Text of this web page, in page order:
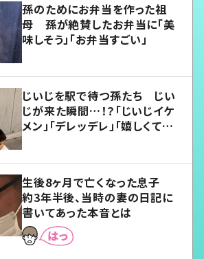
孫のためにお弁当を作った祖
母 孫が絶賛したお弁当に「美
味しそう」「お弁当すごい」
じいじを駅で待つ孫たち じい
じが来た瞬間…！？「じいじイケ
メン」「デレッデレ」「嬉しくて可
生後8ヶ月で亡くなった息子
約3年半後、当時の妻の日記に
書いてあった本音とは